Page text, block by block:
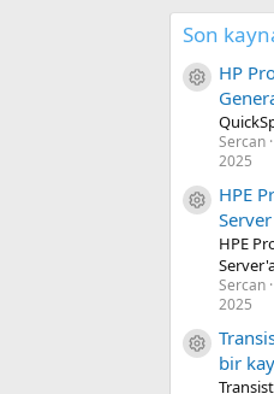
Son
Kaynak
HP
Sercan
2025
Kaynak
HPE
Server
HPE
Sercan
2025
Kaynak
bir